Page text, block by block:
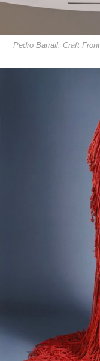
Pedro Barrail. Craft